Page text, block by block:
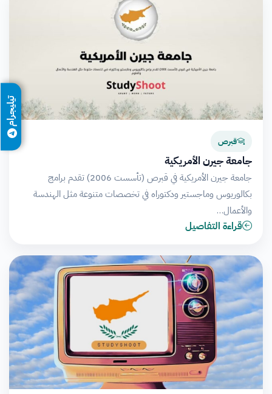
قبرص
جامعة جيرن الأمريكية
جامعة جيرن الأمريكية في قبرص (تأسست 2006) تقدم برامج
بكالوريوس وماجستير ودكتوراه في تخصصات متنوعة مثل الهندسة
والأعمال…
قراءة التفاصيل
تيليجرام